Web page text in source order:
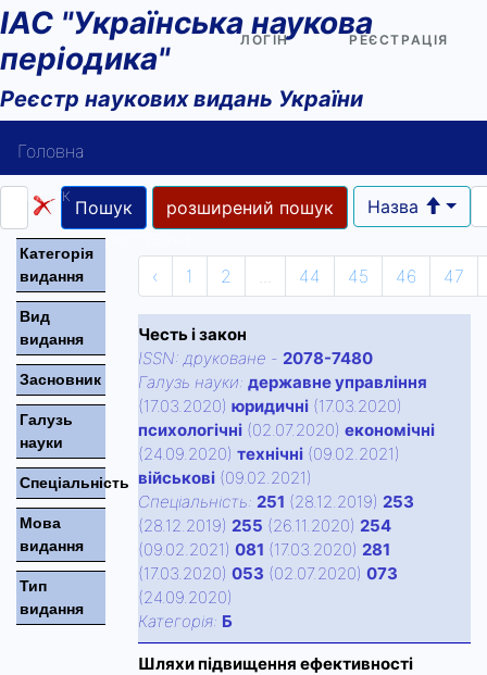
ІАС "Українська наукова
періодика"
Реєстр наукових видань України
ЛОГІН РЕЄСТРАЦІЯ
Головна
Пошук
Довідка користувача
Контакти
Пошук розширений пошук Назва
Категорiя
видання
Вид
видання
Засновник
Галузь
науки
Спецiальнiсть
Мова
видання
Тип
видання
‹ 1 2 44 45 46 47
Честь і закон
ISSN: друковане - 2078-7480
Галузь науки: державне управління
(17.03.2020) юридичні (17.03.2020)
психологічні (02.07.2020) економічні
(24.09.2020) технічні (09.02.2021)
військові (09.02.2021)
Спецiальнiсть: 251 (28.12.2019) 253
(28.12.2019) 255 (26.11.2020) 254
(09.02.2021) 081 (17.03.2020) 281
(17.03.2020) 053 (02.07.2020) 073
(24.09.2020)
Категорiя: Б
Шляхи підвищення ефективності